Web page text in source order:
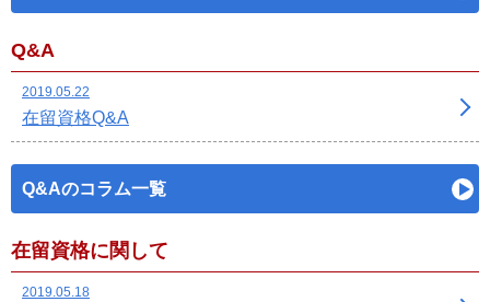
Q&A
2019.05.22
在留資格Q&A
Q&Aのコラム一覧
在留資格に関して
2019.05.18